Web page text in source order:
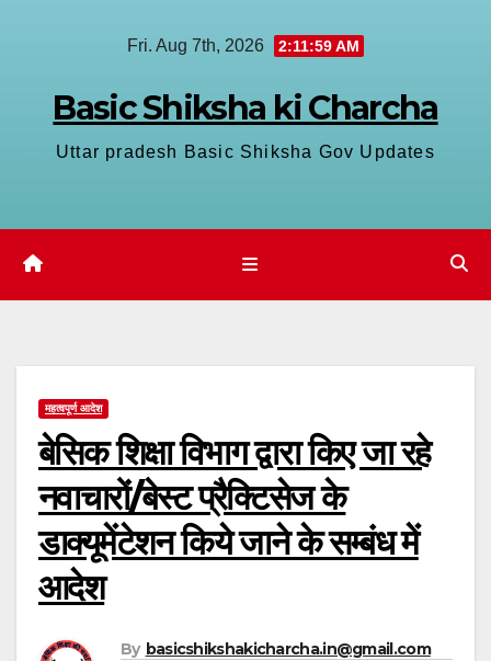
Fri. Aug 7th, 2026 2:12:00 AM
Basic Shiksha ki Charcha
Uttar pradesh Basic Shiksha Gov Updates
महत्वपूर्ण आदेश
बेसिक शिक्षा विभाग द्वारा किए जा रहे
नवाचारों/बेस्ट प्रैक्टिसेज के
डाक्यूमेंटेशन किये जाने के सम्बंध में
आदेश
By basicshikshakicharcha.in@gmail.com